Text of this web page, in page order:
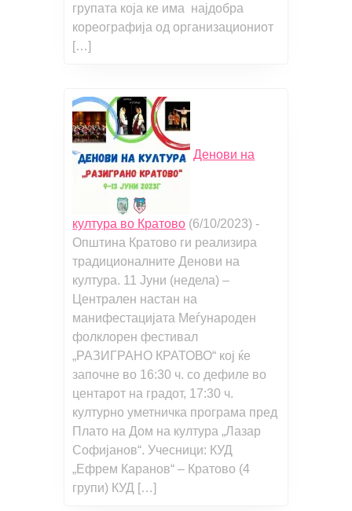
групата која ке има најдобра
кореографија од организациониот
[…]
Денови на
култура во Кратово (6/10/2023) -
Општина Кратово ги реализира
традиционалните Денови на
култура. 11 Јуни (недела) –
Централен настан на
манифестацијата Меѓународен
фолклорен фестивал
„РАЗИГРАНО КРАТОВО“ кој ќе
започне во 16:30 ч. со дефиле во
центарот на градот, 17:30 ч.
културно уметничка програма пред
Плато на Дом на култура „Лазар
Софијанов“. Учесници: КУД
„Ефрем Каранов“ – Кратово (4
групи) КУД […]